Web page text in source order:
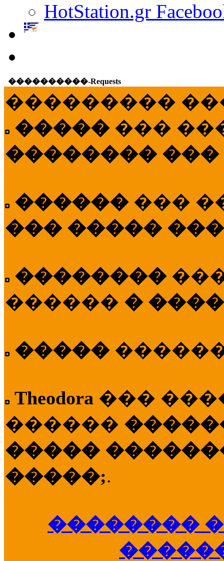
HotStation.gr
����������-Requests
���������
����� ���
�������� ���
������ ���
��� �����
��������
������ �
�����
Theodora ���
������
�����
�����;.
��������